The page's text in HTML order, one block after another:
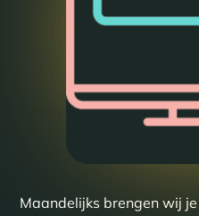
Maandelijks brengen wij